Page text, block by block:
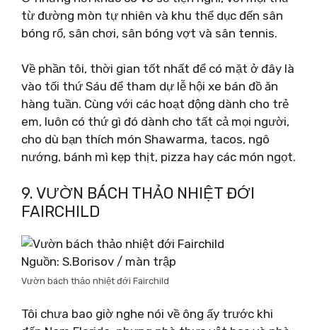
từ đường mòn tự nhiên và khu thể dục đến sân
bóng rổ, sân chơi, sân bóng vợt và sân tennis.
Về phần tôi, thời gian tốt nhất để có mặt ở đây là
vào tối thứ Sáu để tham dự lễ hội xe bán đồ ăn
hàng tuần. Cùng với các hoạt động dành cho trẻ
em, luôn có thứ gì đó dành cho tất cả mọi người,
cho dù bạn thích món Shawarma, tacos, ngô
nướng, bánh mì kẹp thịt, pizza hay các món ngọt.
9. VƯỜN BÁCH THẢO NHIỆT ĐỚI
FAIRCHILD
Nguồn: S.Borisov / màn trập
Vườn bách thảo nhiệt đới Fairchild
Tôi chưa bao giờ nghe nói về ông ấy trước khi